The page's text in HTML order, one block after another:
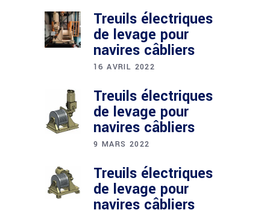
Treuils électriques
de levage pour
navires câbliers
16 AVRIL 2022
Treuils électriques
de levage pour
navires câbliers
9 MARS 2022
Treuils électriques
de levage pour
navires câbliers